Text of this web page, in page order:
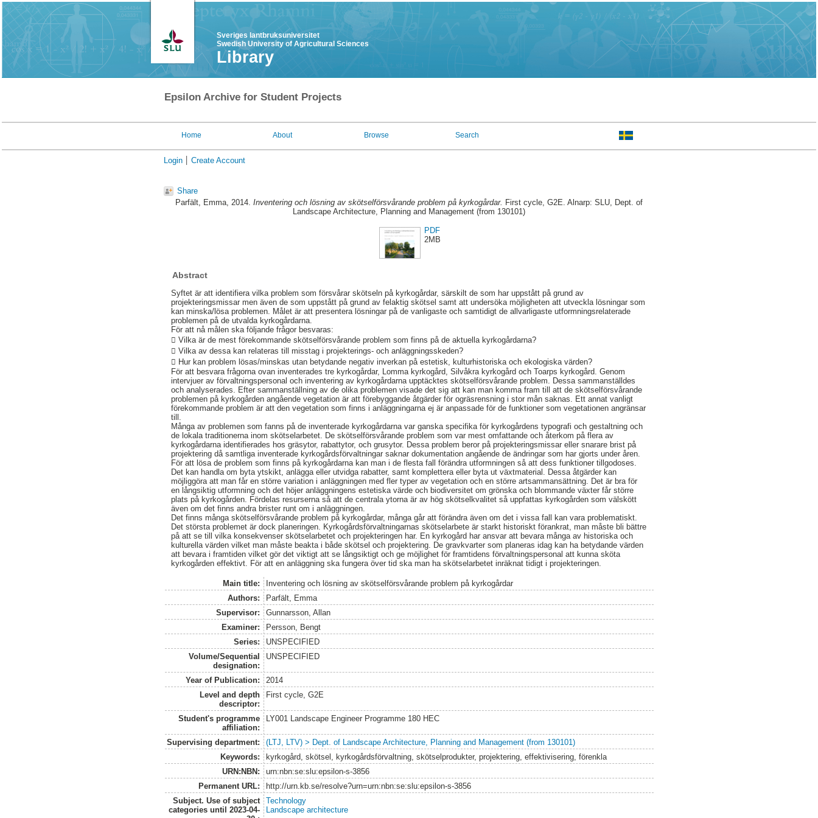
Sveriges lantbruksuniversitet
Swedish University of Agricultural Sciences
Library
Epsilon Archive for Student Projects
Home About Browse Search
Login Create Account
Share
Parfält, Emma, 2014. Inventering och lösning av skötselförsvårande problem på kyrkogårdar. First cycle, G2E. Alnarp: SLU, Dept. of
Landscape Architecture, Planning and Management (from 130101)
PDF
2MB
Abstract
Syftet är att identifiera vilka problem som försvårar skötseln på kyrkogårdar, särskilt de som har uppstått på grund av
projekteringsmissar men även de som uppstått på grund av felaktig skötsel samt att undersöka möjligheten att utveckla lösningar som
kan minska/lösa problemen. Målet är att presentera lösningar på de vanligaste och samtidigt de allvarligaste utformningsrelaterade
problemen på de utvalda kyrkogårdarna.
För att nå målen ska följande frågor besvaras:
 Vilka är de mest förekommande skötselförsvårande problem som finns på de aktuella kyrkogårdarna?
 Vilka av dessa kan relateras till misstag i projekterings- och anläggningsskeden?
 Hur kan problem lösas/minskas utan betydande negativ inverkan på estetisk, kulturhistoriska och ekologiska värden?
För att besvara frågorna ovan inventerades tre kyrkogårdar, Lomma kyrkogård, Silvåkra kyrkogård och Toarps kyrkogård. Genom
intervjuer av förvaltningspersonal och inventering av kyrkogårdarna upptäcktes skötselförsvårande problem. Dessa sammanställdes
och analyserades. Efter sammanställning av de olika problemen visade det sig att kan man komma fram till att de skötselförsvårande
problemen på kyrkogården angående vegetation är att förebyggande åtgärder för ogräsrensning i stor mån saknas. Ett annat vanligt
förekommande problem är att den vegetation som finns i anläggningarna ej är anpassade för de funktioner som vegetationen angränsar
till.
Många av problemen som fanns på de inventerade kyrkogårdarna var ganska specifika för kyrkogårdens typografi och gestaltning och
de lokala traditionerna inom skötselarbetet. De skötselförsvårande problem som var mest omfattande och återkom på flera av
kyrkogårdarna identifierades hos gräsytor, rabattytor, och grusytor. Dessa problem beror på projekteringsmissar eller snarare brist på
projektering då samtliga inventerade kyrkogårdsförvaltningar saknar dokumentation angående de ändringar som har gjorts under åren.
För att lösa de problem som finns på kyrkogårdarna kan man i de flesta fall förändra utformningen så att dess funktioner tillgodoses.
Det kan handla om byta ytskikt, anlägga eller utvidga rabatter, samt komplettera eller byta ut växtmaterial. Dessa åtgärder kan
möjliggöra att man får en större variation i anläggningen med fler typer av vegetation och en större artsammansättning. Det är bra för
en långsiktig utformning och det höjer anläggningens estetiska värde och biodiversitet om grönska och blommande växter får större
plats på kyrkogården. Fördelas resurserna så att de centrala ytorna är av hög skötselkvalitet så uppfattas kyrkogården som välskött
även om det finns andra brister runt om i anläggningen.
Det finns många skötselförsvårande problem på kyrkogårdar, många går att förändra även om det i vissa fall kan vara problematiskt.
Det största problemet är dock planeringen. Kyrkogårdsförvaltningarnas skötselarbete är starkt historiskt förankrat, man måste bli bättre
på att se till vilka konsekvenser skötselarbetet och projekteringen har. En kyrkogård har ansvar att bevara många av historiska och
kulturella värden vilket man måste beakta i både skötsel och projektering. De gravkvarter som planeras idag kan ha betydande värden
att bevara i framtiden vilket gör det viktigt att se långsiktigt och ge möjlighet för framtidens förvaltningspersonal att kunna sköta
kyrkogården effektivt. För att en anläggning ska fungera över tid ska man ha skötselarbetet inräknat tidigt i projekteringen.
Main title:
Inventering och lösning av skötselförsvårande problem på kyrkogårdar
Authors:
Parfält, Emma
Supervisor:
Gunnarsson, Allan
Examiner:
Persson, Bengt
Series:
UNSPECIFIED
Volume/Sequential
designation:
UNSPECIFIED
Year of Publication:
2014
Level and depth
descriptor:
First cycle, G2E
Student's programme
affiliation:
LY001 Landscape Engineer Programme 180 HEC
Supervising department:
(LTJ, LTV) > Dept. of Landscape Architecture, Planning and Management (from 130101)
Keywords:
kyrkogård, skötsel, kyrkogårdsförvaltning, skötselprodukter, projektering, effektivisering, förenkla
URN:NBN:
urn:nbn:se:slu:epsilon-s-3856
Permanent URL:
http://urn.kb.se/resolve?urn=urn:nbn:se:slu:epsilon-s-3856
Subject. Use of subject
categories until 2023-04-
Technology
Landscape architecture